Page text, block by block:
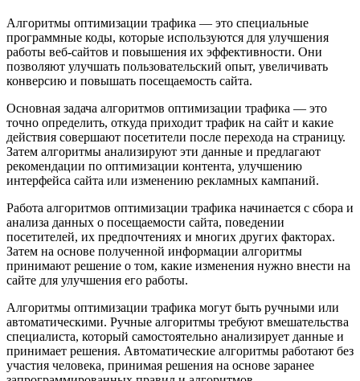
Алгоритмы оптимизации трафика — это специальные
программные коды, которые используются для улучшения
работы веб-сайтов и повышения их эффективности. Они
позволяют улучшать пользовательский опыт, увеличивать
конверсию и повышать посещаемость сайта.
Основная задача алгоритмов оптимизации трафика — это
точно определить, откуда приходит трафик на сайт и какие
действия совершают посетители после перехода на страницу.
Затем алгоритмы анализируют эти данные и предлагают
рекомендации по оптимизации контента, улучшению
интерфейса сайта или изменению рекламных кампаний.
Работа алгоритмов оптимизации трафика начинается с сбора и
анализа данных о посещаемости сайта, поведении
посетителей, их предпочтениях и многих других факторах.
Затем на основе полученной информации алгоритмы
принимают решение о том, какие изменения нужно внести на
сайте для улучшения его работы.
Алгоритмы оптимизации трафика могут быть ручными или
автоматическими. Ручные алгоритмы требуют вмешательства
специалиста, который самостоятельно анализирует данные и
принимает решения. Автоматические алгоритмы работают без
участия человека, принимая решения на основе заранее